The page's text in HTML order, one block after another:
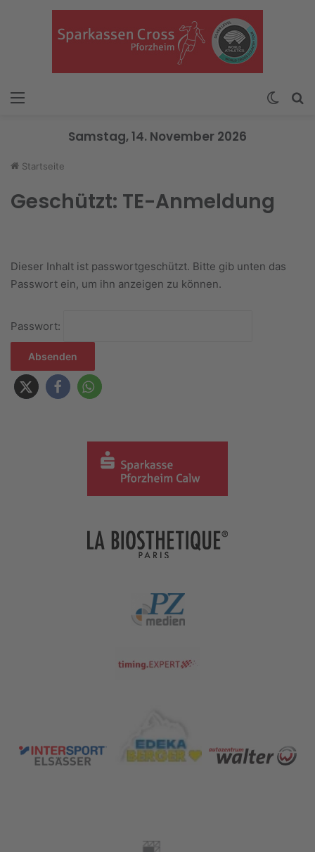
Menü Skin
Samstag, 14. November 2026
Startseite
Geschützt: TE-Anmeldung
Dieser Inhalt ist passwortgeschützt. Bitte gib unten das
Passwort ein, um ihn anzeigen zu können.
Passwort: